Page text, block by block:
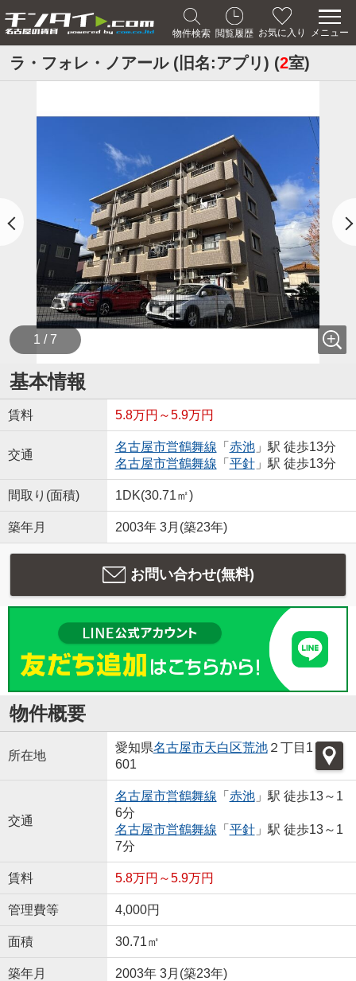
物件検索 閲覧履歴 お気に入り メニュー
ラ・フォレ・ノアール (旧名:アプリ) (2室)
1 / 7
基本情報
賃料 5.8万円～5.9万円
交通
名古屋市営鶴舞線 「 赤池」駅 徒歩13分
名古屋市営鶴舞線 「 平針」駅 徒歩13分
間取り(面積) 1DK(30.71㎡)
築年月 2003年 3月(築23年)
お問い合わせ(無料)
物件概要
所在地
愛知県名古屋市天白区荒池２丁目1
601
交通
名古屋市営鶴舞線 「 赤池」駅 徒歩13～1
6分
名古屋市営鶴舞線 「 平針」駅 徒歩13～1
7分
賃料 5.8万円～5.9万円
管理費等 4,000円
面積 30.71㎡
築年月 2003年 3月(築23年)